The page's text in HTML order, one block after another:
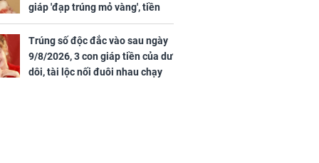
giáp 'đạp trúng mỏ vàng', tiền
bạc nhiều như lá sung, sự
nghiệp vượng phát
Trúng số độc đắc vào sau ngày
9/8/2026, 3 con giáp tiền của dư
dôi, tài lộc nối đuôi nhau chạy